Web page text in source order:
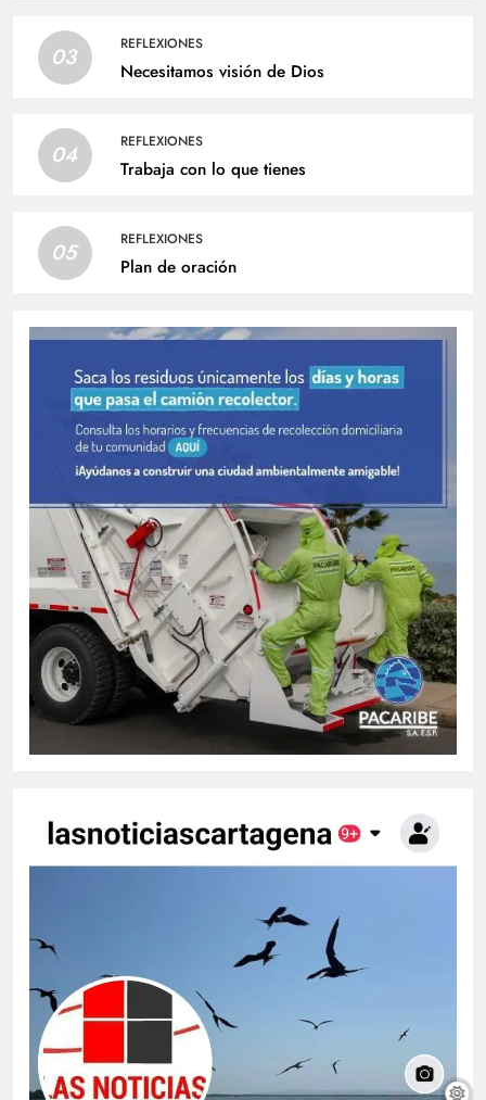
03 REFLEXIONES
Necesitamos visión de Dios
04 REFLEXIONES
Trabaja con lo que tienes
05 REFLEXIONES
Plan de oración